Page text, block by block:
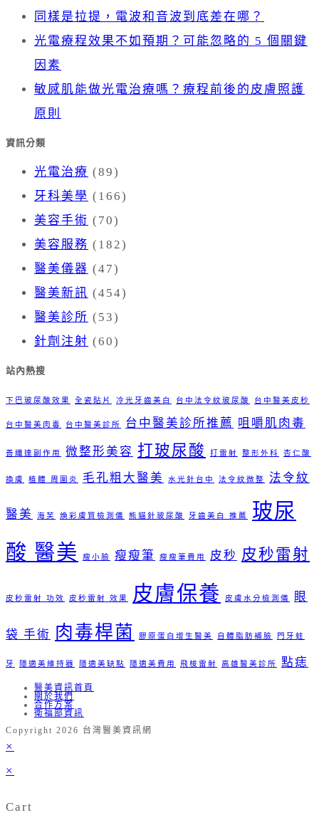
同樣是拉提，電波和音波到底差在哪？
光電療程效果不如預期？可能忽略的 5 個關鍵
因素
敏感肌能做光電治療嗎？療程前後的皮膚照護
原則
資訊分類
光電治療 (89)
牙科美學 (166)
美容手術 (70)
美容服務 (182)
醫美儀器 (47)
醫美新訊 (454)
醫美診所 (53)
針劑注射 (60)
站內熱搜
下巴玻尿酸效果 全瓷貼片 冷光牙齒美白 台中法令紋玻尿酸 台中醫美皮秒
台中醫美肉毒 台中醫美診所 台中醫美診所推薦 咀嚼肌肉毒
善纖達副作用 微整形美容 打玻尿酸 打雷射 整形外科 杏仁酸
換膚 植體 周圍炎 毛孔粗大醫美 水光針台中 法令紋微整 法令紋
醫美 海芙 煥彩膚質檢測儀 熊貓針玻尿酸 牙齒美白 推薦
玻尿
酸 醫美
瘦小臉 瘦瘦筆 瘦瘦筆費用 皮秒 皮秒雷射
皮秒雷射 功效 皮秒雷射 效果 皮膚保養 皮膚水分檢測儀 眼
袋 手術 肉毒桿菌 膠原蛋白增生醫美 自體脂肪補臉 門牙蛀
牙 隱適美維持器 隱適美缺點 隱適美費用 飛梭雷射 高雄醫美診所 點痣
醫美資訊首頁
關於我們
合作方案
衛福部資訊
Copyright 2026 台灣醫美資訊網
×
×
Cart